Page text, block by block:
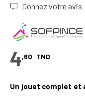
Donnez votre avis
4,60 TND
Un jouet complet et